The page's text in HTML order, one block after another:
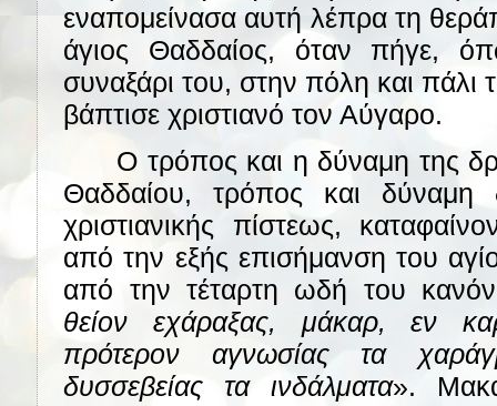
εναπομείνασα αυτή λέπρα τη
άγιος Θαδδαίος, όταν πήγε,
συναξάρι του, στην πόλη και πάλι
βάπτισε χριστιανό τον Αύγαρο.
Ο τρόπος και η δύναμη της
Θαδδαίου, τρόπος και δύναμη
χριστιανικής πίστεως,
από την εξής επισήμανση του
από την τέταρτη ωδή του
θείον εχάραξας, μάκαρ, εν
πρότερον αγνωσίας τα
δυσσεβείας τα ινδάλματα».